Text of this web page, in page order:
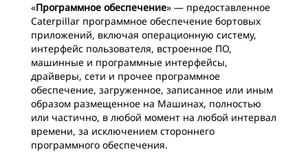
«Программное обеспечение» — предоставленное
Caterpillar программное обеспечение бортовых
приложений, включая операционную систему,
интерфейс пользователя, встроенное ПО,
машинные и программные интерфейсы,
драйверы, сети и прочее программное
обеспечение, загруженное, записанное или иным
образом размещенное на Машинах, полностью
или частично, в любой момент на любой интервал
времени, за исключением стороннего
программного обеспечения.